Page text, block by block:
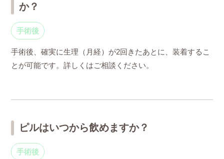
か？
手術後
手術後、確実に生理（月経）が2回きたあとに、装着するこ
とが可能です。詳しくはご相談ください。
ピルはいつから飲めますか？
手術後